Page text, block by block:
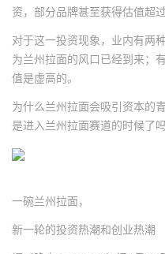
资，部分品牌甚至获得估值超
对于这一投资现象，业内有两
为兰州拉面的风口已经到来；
值是虚高的。
为什么兰州拉面会吸引资本的
是进入兰州拉面赛道的时候了吗
一碗兰州拉面，
新一轮的投资热潮和创业热潮